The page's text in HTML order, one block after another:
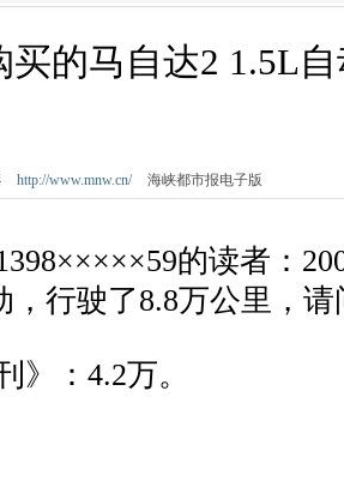
买的马自达2 1.5L
http://www.mnw.cn/ 海峡都市报电子版
的读者：
，行驶了8.8万公里，
：4.2万。